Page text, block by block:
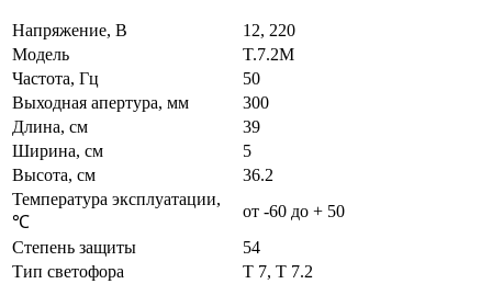
Напряжение, В
12, 220
Модель
T.7.2М
Частота, Гц
50
Выходная апертура, мм
300
Длина, см
39
Ширина, см
5
Высота, см
36.2
Температура эксплуатации,
℃
от -60 до + 50
Степень защиты
54
Тип светофора
Т 7, Т 7.2